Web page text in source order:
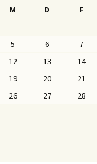
M D F
5 6 7
12 13 14
19 20 21
26 27 28